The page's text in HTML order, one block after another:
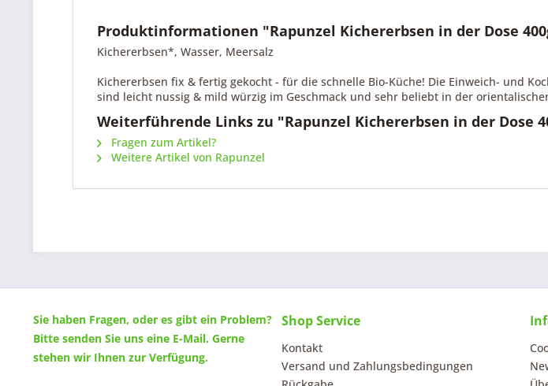
Produktinformationen "Rapunzel Kichererbsen in der Dose
Kichererbsen*, Wasser, Meersalz
Kichererbsen fix & fertig gekocht - für die schnelle Bio-Küche! Die Einweich- und
sind leicht nussig & mild würzig im Geschmack und sehr beliebt in der
Weiterführende Links zu "Rapunzel Kichererbsen in der Dose
Fragen zum Artikel?
Weitere Artikel von Rapunzel
Sie haben Fragen, oder es gibt ein Problem?
Bitte senden Sie uns eine E-Mail. Gerne
stehen wir Ihnen zur Verfügung.
Shop Service
Kontakt
Versand und Zahlungsbedingungen